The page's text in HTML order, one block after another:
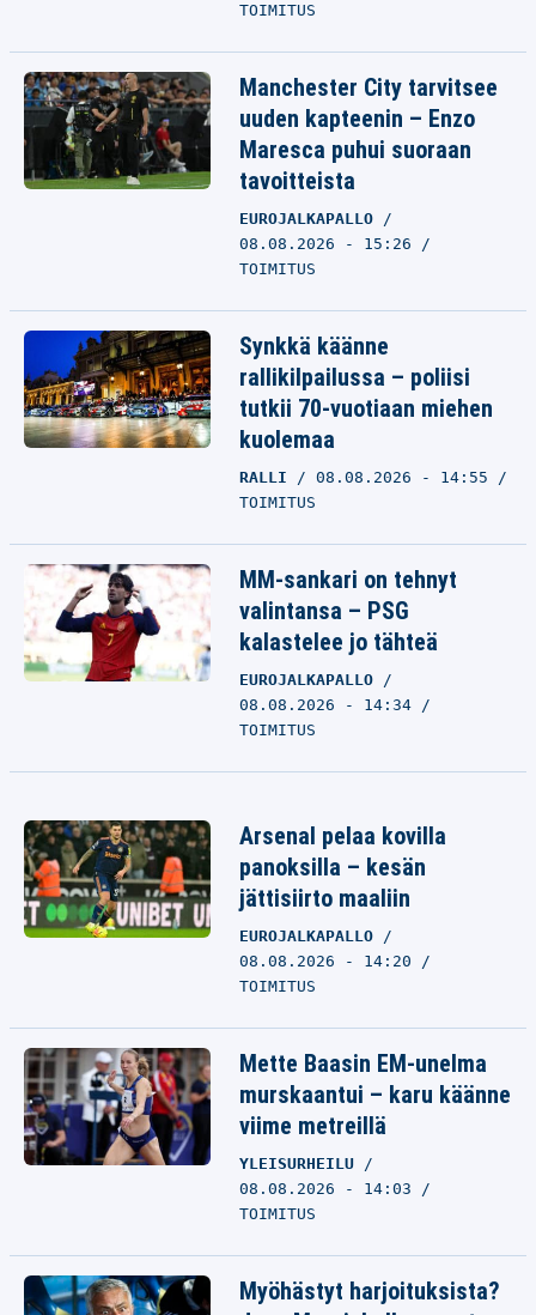
TOIMITUS
Manchester City tarvitsee
uuden kapteenin – Enzo
Maresca puhui suoraan
tavoitteista
EUROJALKAPALLO
08.08.2026 - 15:26
TOIMITUS
Synkkä käänne
rallikilpailussa – poliisi
tutkii 70-vuotiaan miehen
kuolemaa
RALLI
08.08.2026 - 14:55
TOIMITUS
MM-sankari on tehnyt
valintansa – PSG
kalastelee jo tähteä
EUROJALKAPALLO
08.08.2026 - 14:34
TOIMITUS
Arsenal pelaa kovilla
panoksilla – kesän
jättisiirto maaliin
EUROJALKAPALLO
08.08.2026 - 14:20
TOIMITUS
Mette Baasin EM-unelma
murskaantui – karu käänne
viime metreillä
YLEISURHEILU
08.08.2026 - 14:03
TOIMITUS
Myöhästyt harjoituksista?